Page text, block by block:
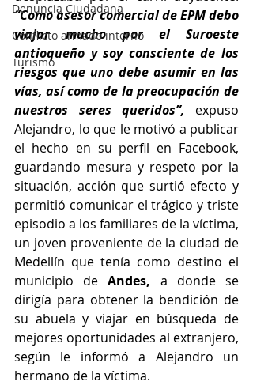
Denuncia Ciudadana
Conflicto armado interno
Turismo
“Como asesor comercial de EPM debo
viajar mucho por el Suroeste
antioqueño y soy consciente de los
riesgos que uno debe asumir en las
vías, así como de la preocupación de
nuestros seres queridos”, expuso
Alejandro, lo que le motivó a publicar
el hecho en su perfil en Facebook,
guardando mesura y respeto por la
situación, acción que surtió efecto y
permitió comunicar el trágico y triste
episodio a los familiares de la víctima,
un joven proveniente de la ciudad de
Medellín que tenía como destino el
municipio de Andes, a donde se
dirigía para obtener la bendición de
su abuela y viajar en búsqueda de
mejores oportunidades al extranjero,
según le informó a Alejandro un
hermano de la víctima.